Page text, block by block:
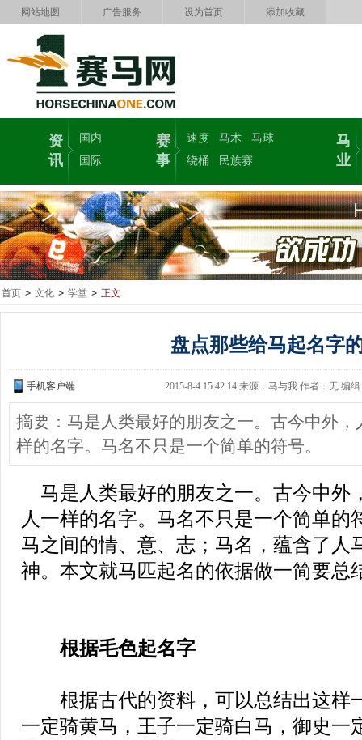
网站地图 广告服务 设为首页 添加收藏
资
讯
国内
国际
赛
事
速度 马术
马球
绕桶
民族赛
马
业
首页 > 文化 > 学堂 > 正文
盘点那些给马起名字
手机客户端 2015-8-4 15:42:14 来源：马与我 作者：无 编缉
摘要：马是人类最好的朋友之一。古今中外
样的名字。马名不只是一个简单的符号。
马是人类最好的朋友之一。古今中外
人一样的名字。马名不只是一个简单的
马之间的情、意、志；马名，蕴含了人
神。本文就马匹起名的依据做一简要总
根据毛色起名字
根据古代的资料，可以总结出这样
一定骑黄马，王子一定骑白马，御史一